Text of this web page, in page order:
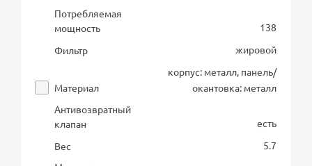
Потребляемая
мощность
138
Фильтр
жировой
Материал
корпус: металл, панель/
окантовка: металл
Антивозвратный
клапан
есть
Вес
5.7